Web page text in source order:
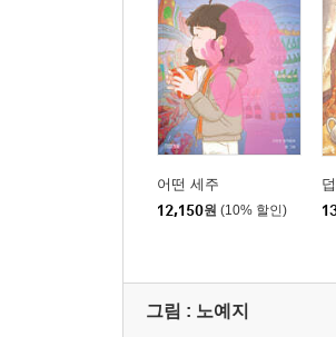
어떤 세주
12,150원 (10% 할인)
그림 : 노예지